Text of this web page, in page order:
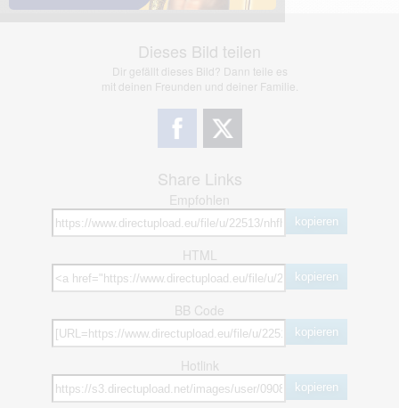
Dieses Bild teilen
Dir gefällt dieses Bild? Dann teile es
mit deinen Freunden und deiner Familie.
Share Links
Empfohlen
kopieren
HTML
kopieren
BB Code
kopieren
Hotlink
kopieren